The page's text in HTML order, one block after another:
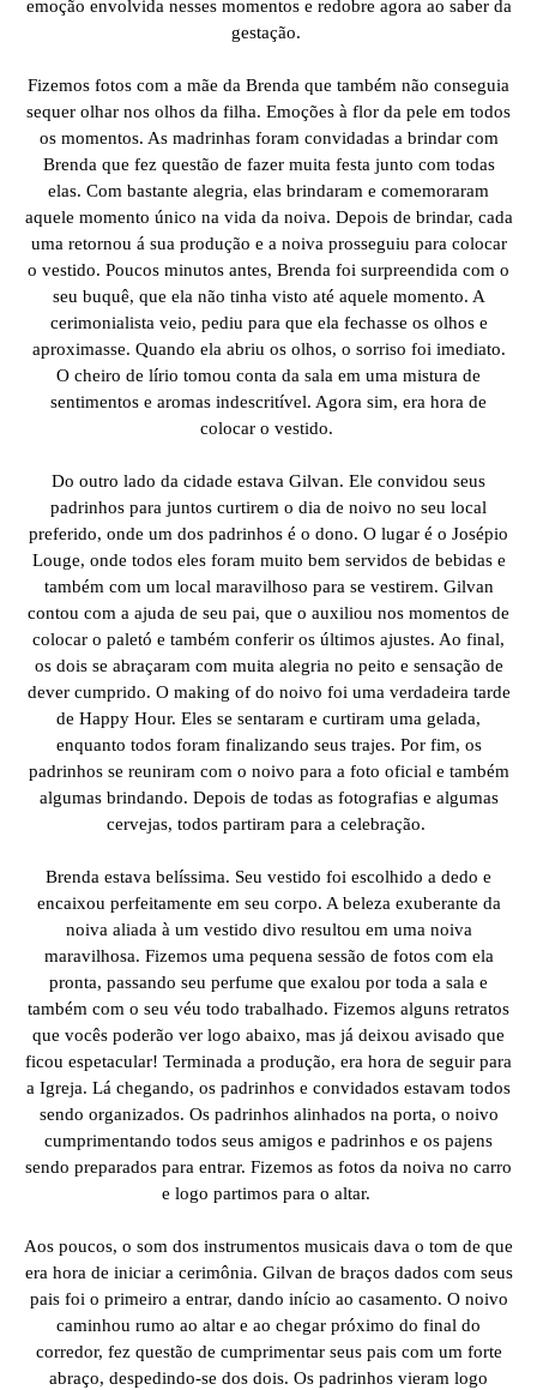
emoção envolvida nesses momentos e redobre agora ao saber da
gestação.
Fizemos fotos com a mãe da Brenda que também não conseguia
sequer olhar nos olhos da filha. Emoções à flor da pele em todos
os momentos. As madrinhas foram convidadas a brindar com
Brenda que fez questão de fazer muita festa junto com todas
elas. Com bastante alegria, elas brindaram e comemoraram
aquele momento único na vida da noiva. Depois de brindar, cada
uma retornou á sua produção e a noiva prosseguiu para colocar
o vestido. Poucos minutos antes, Brenda foi surpreendida com o
seu buquê, que ela não tinha visto até aquele momento. A
cerimonialista veio, pediu para que ela fechasse os olhos e
aproximasse. Quando ela abriu os olhos, o sorriso foi imediato.
O cheiro de lírio tomou conta da sala em uma mistura de
sentimentos e aromas indescritível. Agora sim, era hora de
colocar o vestido.
Do outro lado da cidade estava Gilvan. Ele convidou seus
padrinhos para juntos curtirem o dia de noivo no seu local
preferido, onde um dos padrinhos é o dono. O lugar é o Josépio
Louge, onde todos eles foram muito bem servidos de bebidas e
também com um local maravilhoso para se vestirem. Gilvan
contou com a ajuda de seu pai, que o auxiliou nos momentos de
colocar o paletó e também conferir os últimos ajustes. Ao final,
os dois se abraçaram com muita alegria no peito e sensação de
dever cumprido. O making of do noivo foi uma verdadeira tarde
de Happy Hour. Eles se sentaram e curtiram uma gelada,
enquanto todos foram finalizando seus trajes. Por fim, os
padrinhos se reuniram com o noivo para a foto oficial e também
algumas brindando. Depois de todas as fotografias e algumas
cervejas, todos partiram para a celebração.
Brenda estava belíssima. Seu vestido foi escolhido a dedo e
encaixou perfeitamente em seu corpo. A beleza exuberante da
noiva aliada à um vestido divo resultou em uma noiva
maravilhosa. Fizemos uma pequena sessão de fotos com ela
pronta, passando seu perfume que exalou por toda a sala e
também com o seu véu todo trabalhado. Fizemos alguns retratos
que vocês poderão ver logo abaixo, mas já deixou avisado que
ficou espetacular! Terminada a produção, era hora de seguir para
a Igreja. Lá chegando, os padrinhos e convidados estavam todos
sendo organizados. Os padrinhos alinhados na porta, o noivo
cumprimentando todos seus amigos e padrinhos e os pajens
sendo preparados para entrar. Fizemos as fotos da noiva no carro
e logo partimos para o altar.
Aos poucos, o som dos instrumentos musicais dava o tom de que
era hora de iniciar a cerimônia. Gilvan de braços dados com seus
pais foi o primeiro a entrar, dando início ao casamento. O noivo
caminhou rumo ao altar e ao chegar próximo do final do
corredor, fez questão de cumprimentar seus pais com um forte
abraço, despedindo-se dos dois. Os padrinhos vieram logo